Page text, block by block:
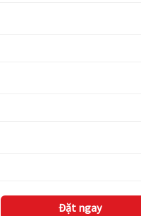
Đặt ngay